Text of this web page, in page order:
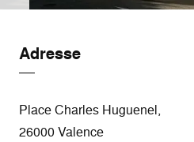
Adresse
Place Charles Huguenel,
26000 Valence